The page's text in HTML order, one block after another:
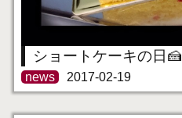
ショートケーキの日🍰
news 2017-02-19